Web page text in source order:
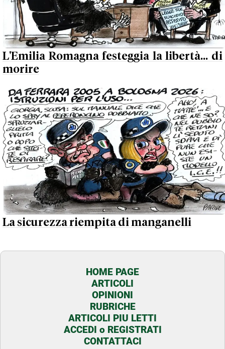
L'Emilia Romagna festeggia la libertà... di
morire
La sicurezza riempita di manganelli
HOME PAGE
ARTICOLI
OPINIONI
RUBRICHE
ARTICOLI PIU LETTI
ACCEDI o REGISTRATI
CONTATTACI